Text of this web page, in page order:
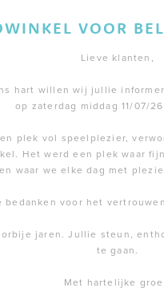
VOOR
Lieve klanten,
hart willen wij jullie
op zaterdag middag 11/07/26
plek vol speelplezier,
Het werd een plek waar
waar we elke dag met
voor het
jaren. Jullie steun,
te gaan.
Met hartelijke